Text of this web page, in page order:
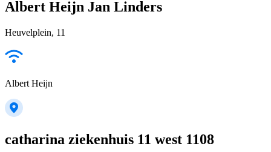
Albert Heijn Jan Linders
Heuvelplein, 11
Albert Heijn
catharina ziekenhuis 11 west 1108